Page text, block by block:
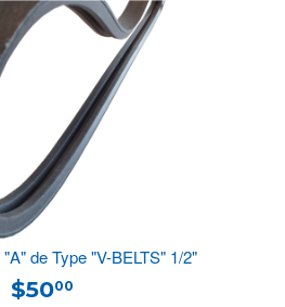
de Type "V-BELTS" 1/2"
$5000